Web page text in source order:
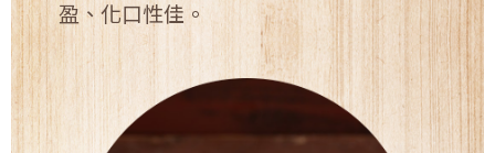
盈、化口性佳。